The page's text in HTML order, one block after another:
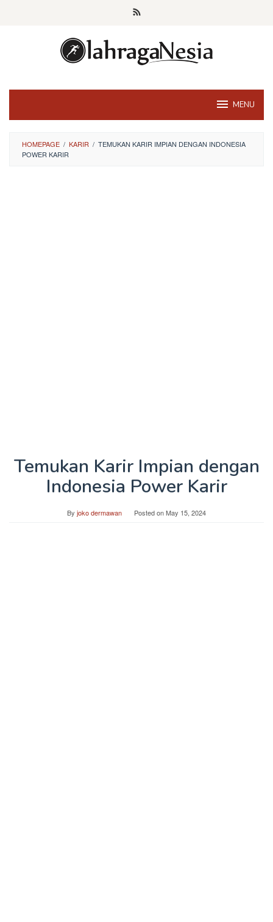
MENU
HOMEPAGE / KARIR / TEMUKAN KARIR IMPIAN DENGAN INDONESIA
POWER KARIR
Temukan Karir Impian dengan
Indonesia Power Karir
By joko dermawan Posted onMay 15, 2024